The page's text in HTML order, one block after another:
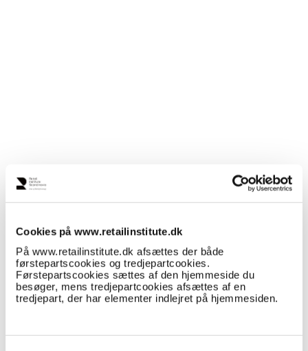
Cookies på www.retailinstitute.dk
På www.retailinstitute.dk afsættes der både
førstepartscookies og tredjepartcookies.
Førstepartscookies sættes af den hjemmeside du
besøger, mens tredjepartcookies afsættes af en
tredjepart, der har elementer indlejret på hjemmesiden.